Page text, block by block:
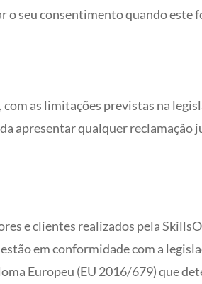
o seu consentimento quando este
as limitações previstas na
apresentar qualquer reclamação
e clientes realizados pela
em conformidade com a
Europeu (EU 2016/679) que